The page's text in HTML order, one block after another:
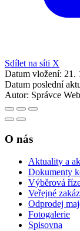
Sdílet na síti X
Datum vložení: 21.
Datum poslední
Autor: Správce
O nás
Aktuality a
Dokumenty
Výběrová
Veřejné
Odprodej
Fotogalerie
Spisovna